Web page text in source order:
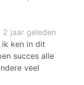
jaar geleden
ken in dit
succes alle
veel